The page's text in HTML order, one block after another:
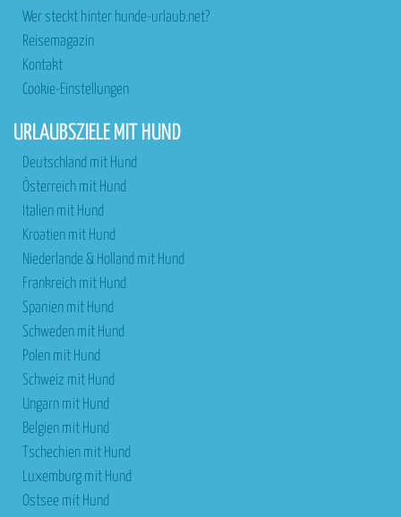
Wer steckt hinter hunde-urlaub.net?
Reisemagazin
Kontakt
Cookie-Einstellungen
URLAUBSZIELE MIT HUND
Deutschland mit Hund
Österreich mit Hund
Italien mit Hund
Kroatien mit Hund
Niederlande & Holland mit Hund
Frankreich mit Hund
Spanien mit Hund
Schweden mit Hund
Polen mit Hund
Schweiz mit Hund
Ungarn mit Hund
Belgien mit Hund
Tschechien mit Hund
Luxemburg mit Hund
Ostsee mit Hund